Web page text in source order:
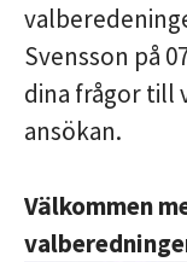
Svensson på
dina frågor till
ansökan.
Välkommen